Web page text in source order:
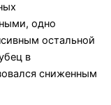
одно
остальной
в
сниженным